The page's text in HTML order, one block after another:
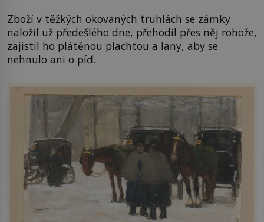
Zboží v těžkých okovaných truhlách se zámky
naložil už předešlého dne, přehodil přes něj rohože,
zajistil ho plátěnou plachtou a lany, aby se
nehnulo ani o píď.